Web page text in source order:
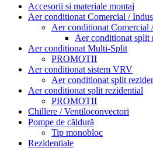
Accesorii si materiale montaj
Aer conditionat Comercial /
Aer conditionat Comercial
Aer conditionat split
Aer conditionat Multi-Split
PROMOTII
Aer conditionat sistem VRV
Aer conditionat split
Aer conditionat split rezidential
PROMOTII
Chillere / Ventiloconvectori
Pompe de căldură
Tip monobloc
Rezidențiale